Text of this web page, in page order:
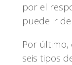
por el
puede ir
Por último,
seis tipos